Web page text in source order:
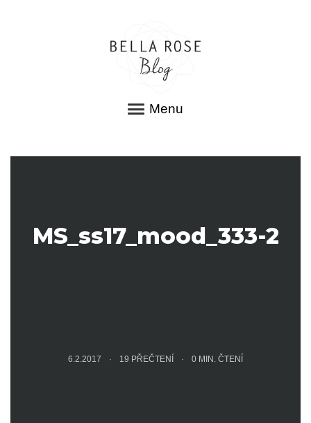
Menu
MS_ss17_mood_333-2
6.2.2017 19 PŘEČTENÍ 0 MIN. ČTENÍ